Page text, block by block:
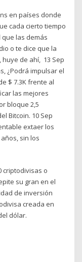
en países donde
cada cierto tiempo
que las demás
o te dice que la
de ahí, 13 Sep
¿Podrá impulsar el
$ 7.3K frente al
las mejores
bloque 2,5
Bitcoin. 10 Sep
extaer los
sin los
criptodivisas o
su gran en el
de inversión
creada en
dólar.